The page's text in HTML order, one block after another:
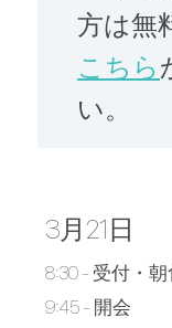
方は無
こちら
い。
3月21日
8:30 - 受付・朝
9:45 - 開会